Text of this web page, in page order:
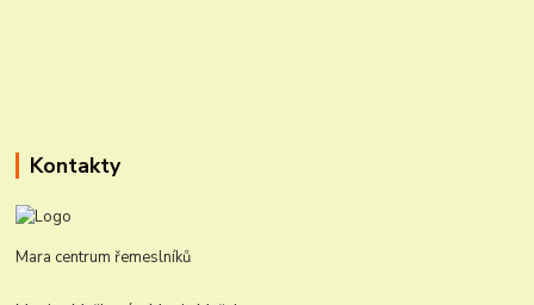
Kontakty
Mara centrum řemeslníků